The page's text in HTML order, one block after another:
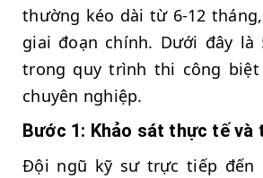
thường kéo dài từ 6-12
giai đoạn chính. Dưới đây là
trong quy trình thi công
chuyên nghiệp.
Bước 1: Khảo sát thực tế và
Đội ngũ kỹ sư trực tiếp đến